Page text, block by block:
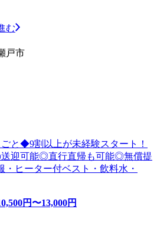
む
戸市
と◆9割以上が未経験スタート！
迎可能◎直行直帰も可能◎無償提
・ヒーター付ベスト・飲料水・
円〜13,000円